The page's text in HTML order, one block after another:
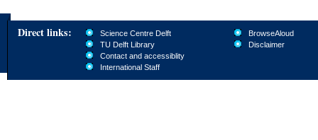
Direct links:
Science Centre Delft
TU Delft Library
Contact and accessiblity
International Staff
BrowseAloud
Disclaimer